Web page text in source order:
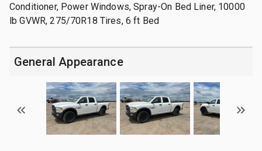
Conditioner, Power Windows, Spray-On Bed Liner, 10000
lb GVWR, 275/70R18 Tires, 6 ft Bed
General Appearance